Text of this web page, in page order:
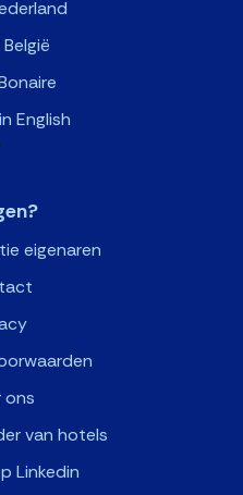
English
eigenaren
ons
van hotels
Linkedin